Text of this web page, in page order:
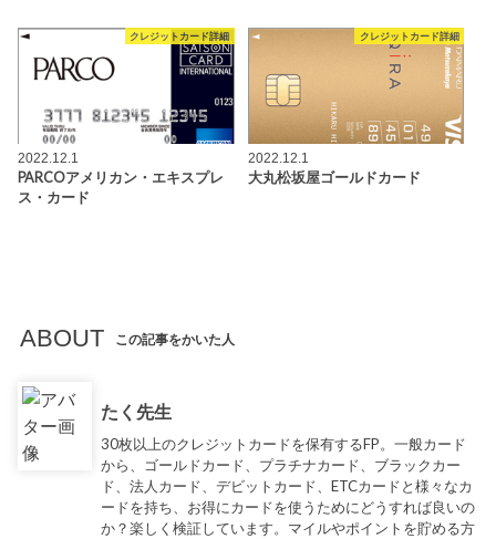
クレジットカード詳細
2022.12.1
PARCOアメリカン・エキスプレ
ス・カード
クレジットカード詳細
2022.12.1
大丸松坂屋ゴールドカード
ABOUT この記事をかいた人
たく先生
30枚以上のクレジットカードを保有するFP。一般カード
から、ゴールドカード、プラチナカード、ブラックカー
ド、法人カード、デビットカード、ETCカードと様々なカ
ードを持ち、お得にカードを使うためにどうすれば良いの
か？楽しく検証しています。マイルやポイントを貯める方